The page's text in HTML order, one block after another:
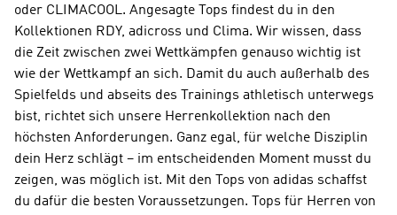
oder CLIMACOOL. Angesagte Tops findest du in den
Kollektionen RDY, adicross und Clima. Wir wissen, dass
die Zeit zwischen zwei Wettkämpfen genauso wichtig ist
wie der Wettkampf an sich. Damit du auch außerhalb des
Spielfelds und abseits des Trainings athletisch unterwegs
bist, richtet sich unsere Herrenkollektion nach den
höchsten Anforderungen. Ganz egal, für welche Disziplin
dein Herz schlägt – im entscheidenden Moment musst du
zeigen, was möglich ist. Mit den Tops von adidas schaffst
du dafür die besten Voraussetzungen. Tops für Herren von